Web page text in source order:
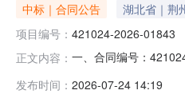
中标｜合同公告 湖北省｜荆
项目编号： 421024-2026-01843
正文内容： 一、合同编号：
要信息主要标的名称
发布时间： 2026-07-24 14:19